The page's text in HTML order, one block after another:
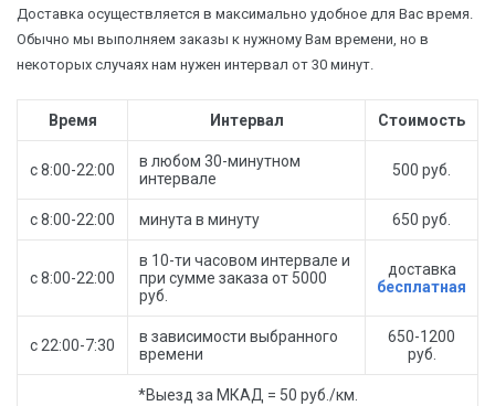
Доставка осуществляется в максимально удобное для Вас время.
Обычно мы выполняем заказы к нужному Вам времени, но в
некоторых случаях нам нужен интервал от 30 минут.
Время Интервал Стоимость
с 8:00-22:00
в любом 30-минутном
интервале
500 руб.
с 8:00-22:00 минута в минуту 650 руб.
с 8:00-22:00
в 10-ти часовом интервале и
при сумме заказа от 5000
руб.
доставка
бесплатная
с 22:00-7:30
в зависимости выбранного
времени
650-1200
руб.
*Выезд за МКАД = 50 руб./км.